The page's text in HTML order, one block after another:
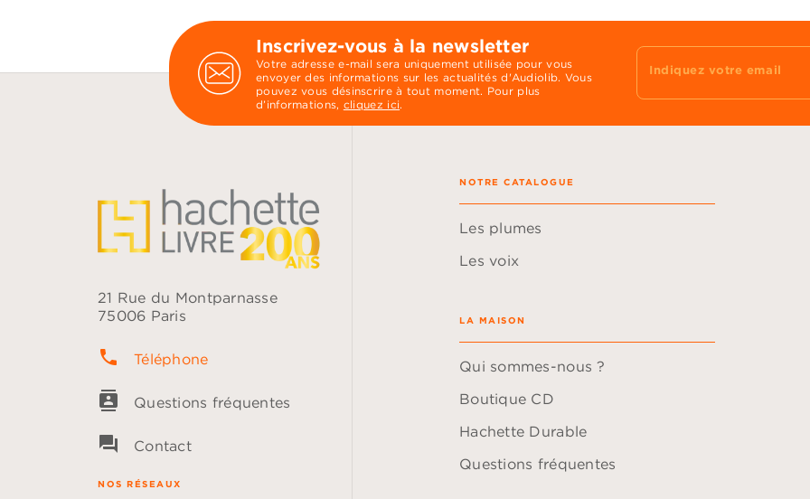
Inscrivez-vous à la newsletter
Votre adresse e-mail sera uniquement utilisée pour vous
envoyer des informations sur les actualités d'Audiolib. Vous
pouvez vous désinscrire à tout moment. Pour plus
d’informations, cliquez ici.
Indiquez votre email
21 Rue du Montparnasse
75006 Paris
phone Téléphone
contacts Questions fréquentes
question_answer Contact
NOS RÉSEAUX
NOTRE CATALOGUE
Les plumes
Les voix
LA MAISON
Qui sommes-nous ?
Boutique CD
Hachette Durable
Questions fréquentes